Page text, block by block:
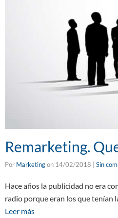
Remarketing.
Por Marketingon 14/02/2018 Sin
Hace años la publicidad no era
radio porque eran los que tenían
Leer más